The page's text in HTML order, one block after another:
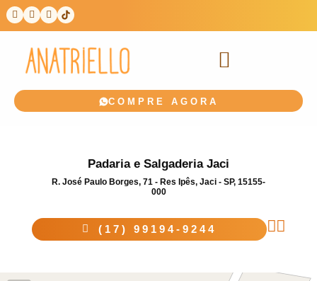
COMPRE AGORA
Padaria e Salgaderia Jaci
R. José Paulo Borges, 71 - Res Ipês, Jaci - SP, 15155-
000
(17) 99194-9244